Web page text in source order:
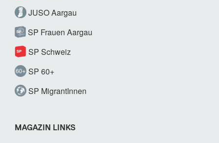
JUSO Aargau
SP Frauen Aargau
SP Schweiz
SP 60+
SP MigrantInnen
MAGAZIN LINKS